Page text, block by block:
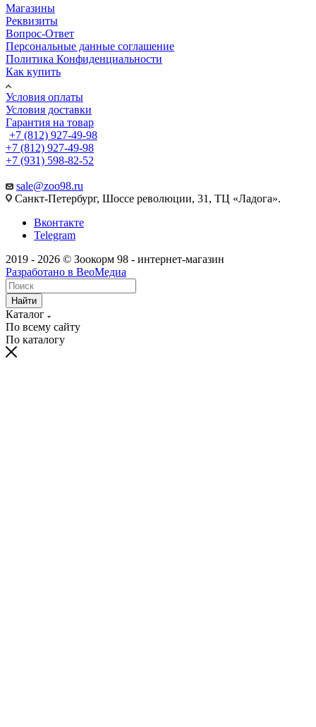
Магазины
Реквизиты
Вопрос-Ответ
Персональные данные соглашение
Политика Конфиденциальности
Как купить
Условия оплаты
Условия доставки
Гарантия на товар
+7 (812) 927-49-98
+7 (812) 927-49-98
+7 (931) 598-82-52
sale@zoo98.ru
Санкт-Петербург, Шоссе революции, 31, ТЦ «Ладога».
Вконтакте
Telegram
2019 - 2026 © Зоокорм 98 - интернет-магазин
Разработано в ВеоМедиа
Найти
Каталог
По всему сайту
По каталогу